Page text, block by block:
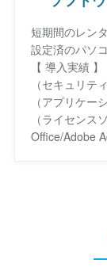
短期間のレン
設定済のパソ
【 導入実績 】
（セキュリテ
（アプリケー
（ライセン
Office/Adobe